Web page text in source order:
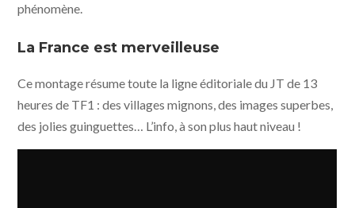
phénomène.
La France est merveilleuse
Ce montage résume toute la ligne éditoriale du JT de 13
heures de TF1 : des villages mignons, des images superbes,
des jolies guinguettes… L’info, à son plus haut niveau !